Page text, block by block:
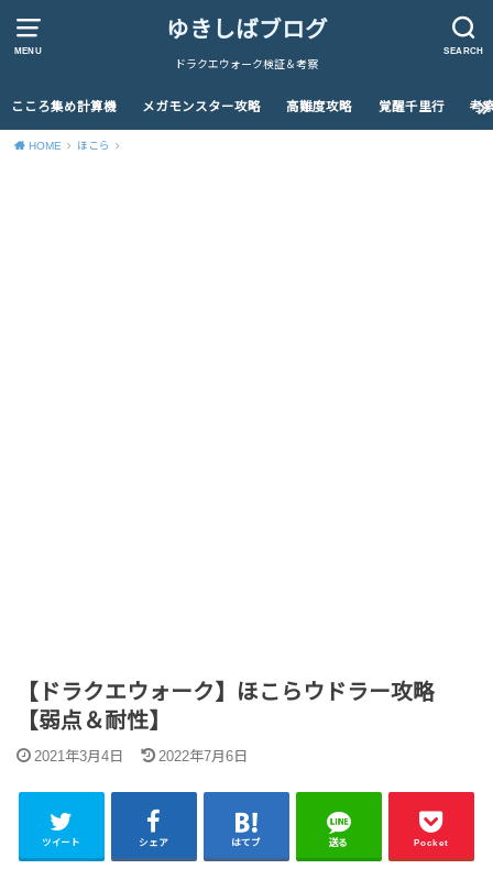
MENU SEARCH
ゆきしばブログ
ドラクエウォーク検証＆考察
こころ集め計算機 メガモンスター攻略 高難度攻略 覚醒千里行 考
HOME ほこら
【ドラクエウォーク】ほこらウドラー攻略
【弱点＆耐性】
2021年3月4日 2022年7月6日
ツイート シェア はてブ 送る Pocket